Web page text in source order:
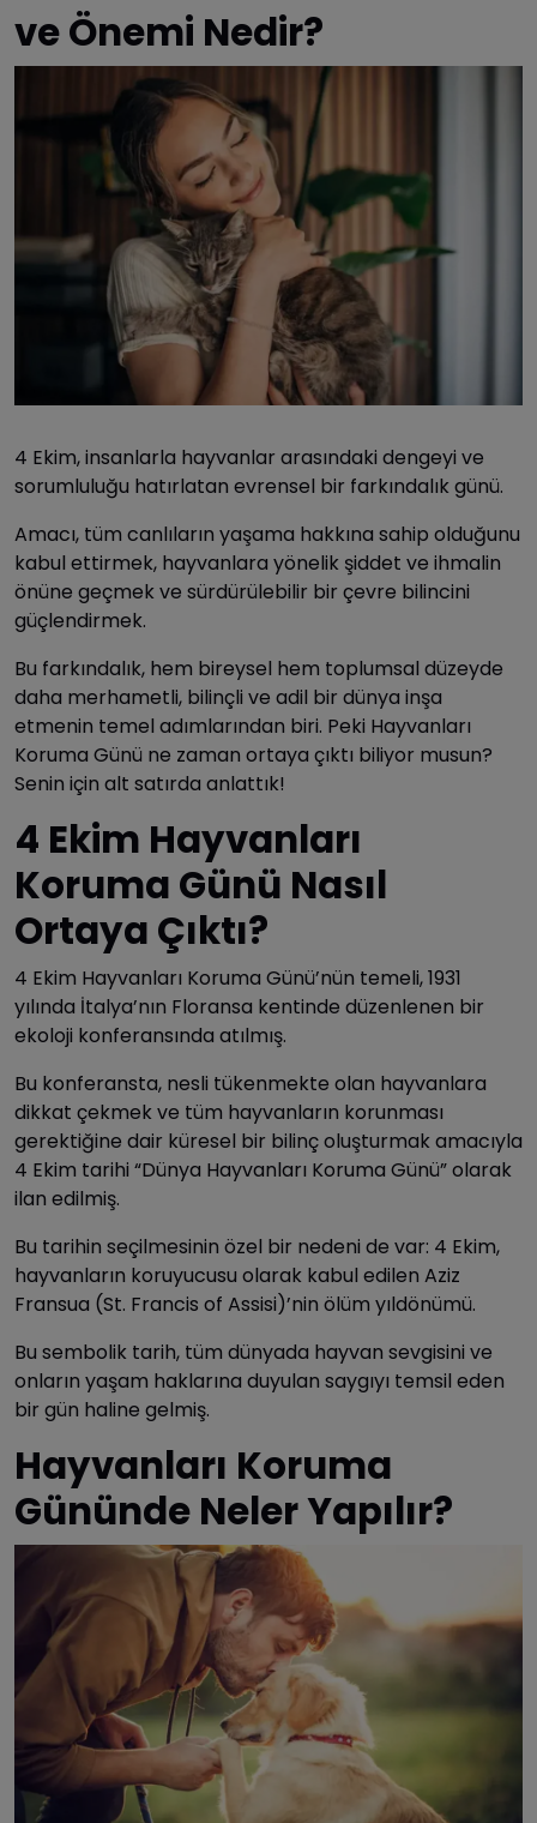
ve Önemi Nedir?
4 Ekim, insanlarla hayvanlar arasındaki dengeyi ve
sorumluluğu hatırlatan evrensel bir farkındalık günü.
Amacı, tüm canlıların yaşama hakkına sahip olduğunu
kabul ettirmek, hayvanlara yönelik şiddet ve ihmalin
önüne geçmek ve sürdürülebilir bir çevre bilincini
güçlendirmek.
Bu farkındalık, hem bireysel hem toplumsal düzeyde
daha merhametli, bilinçli ve adil bir dünya inşa
etmenin temel adımlarından biri. Peki Hayvanları
Koruma Günü ne zaman ortaya çıktı biliyor musun?
Senin için alt satırda anlattık!
4 Ekim Hayvanları
Koruma Günü Nasıl
Ortaya Çıktı?
4 Ekim Hayvanları Koruma Günü’nün temeli, 1931
yılında İtalya’nın Floransa kentinde düzenlenen bir
ekoloji konferansında atılmış.
Bu konferansta, nesli tükenmekte olan hayvanlara
dikkat çekmek ve tüm hayvanların korunması
gerektiğine dair küresel bir bilinç oluşturmak amacıyla
4 Ekim tarihi “Dünya Hayvanları Koruma Günü” olarak
ilan edilmiş.
Bu tarihin seçilmesinin özel bir nedeni de var: 4 Ekim,
hayvanların koruyucusu olarak kabul edilen Aziz
Fransua (St. Francis of Assisi)’nin ölüm yıldönümü.
Bu sembolik tarih, tüm dünyada hayvan sevgisini ve
onların yaşam haklarına duyulan saygıyı temsil eden
bir gün haline gelmiş.
Hayvanları Koruma
Gününde Neler Yapılır?